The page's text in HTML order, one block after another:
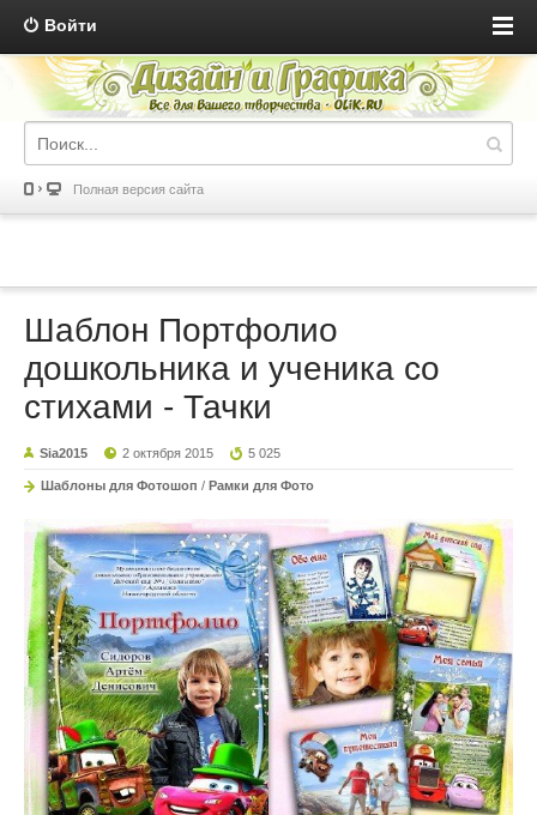
Войти
Полная версия сайта
Шаблон Портфолио
дошкольника и ученика со
стихами - Тачки
Sia2015 2 октября 2015 5 025
Шаблоны для Фотошоп / Рамки для Фото